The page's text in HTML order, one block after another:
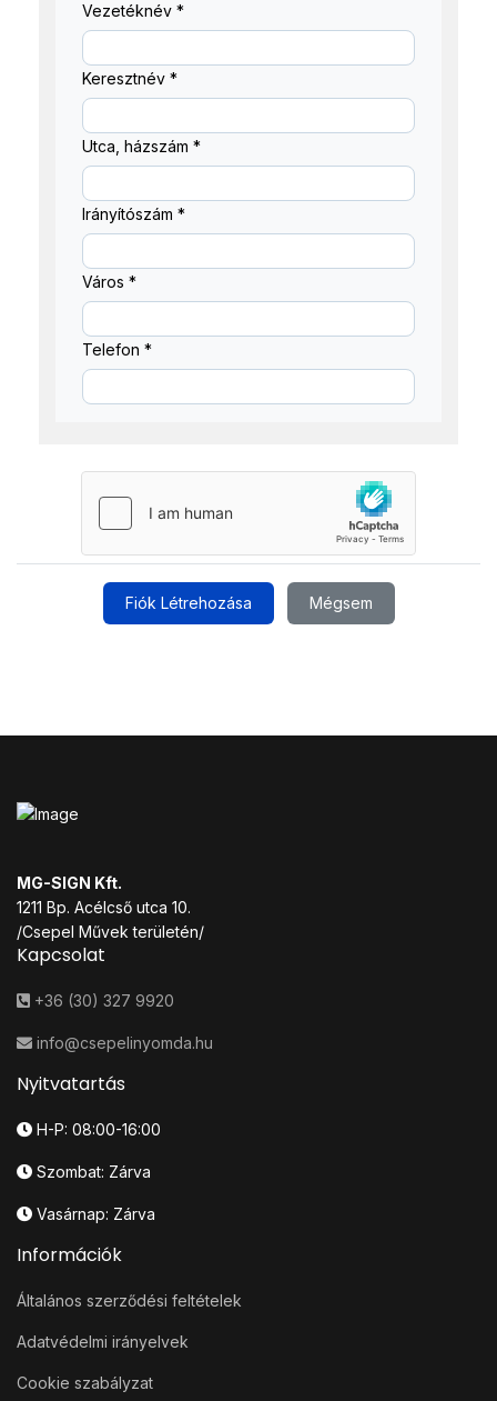
Vezetéknév *
Keresztnév *
Utca, házszám *
Irányítószám *
Város *
Telefon *
Fiók Létrehozása Mégsem
MG-SIGN Kft.
1211 Bp. Acélcső utca 10.
/Csepel Művek területén/
Kapcsolat
+36 (30) 327 9920
info@csepelinyomda.hu
Nyitvatartás
H-P: 08:00-16:00
Szombat: Zárva
Vasárnap: Zárva
Információk
Általános szerződési feltételek
Adatvédelmi irányelvek
Cookie szabályzat